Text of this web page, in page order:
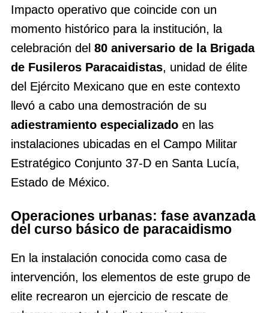
Impacto operativo que coincide con un
momento histórico para la institución, la
celebración del 80 aniversario de la Brigada
de Fusileros Paracaidistas, unidad de élite
del Ejército Mexicano que en este contexto
llevó a cabo una demostración de su
adiestramiento especializado en las
instalaciones ubicadas en el Campo Militar
Estratégico Conjunto 37-D en Santa Lucía,
Estado de México.
Operaciones urbanas: fase avanzada
del curso básico de paracaidismo
En la instalación conocida como casa de
intervención, los elementos de este grupo de
elite recrearon un ejercicio de rescate de